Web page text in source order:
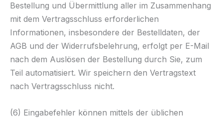
Bestellung und Übermittlung aller im Zusammenhang
mit dem Vertragsschluss erforderlichen
Informationen, insbesondere der Bestelldaten, der
AGB und der Widerrufsbelehrung, erfolgt per E-Mail
nach dem Auslösen der Bestellung durch Sie, zum
Teil automatisiert. Wir speichern den Vertragstext
nach Vertragsschluss nicht.
(6) Eingabefehler können mittels der üblichen